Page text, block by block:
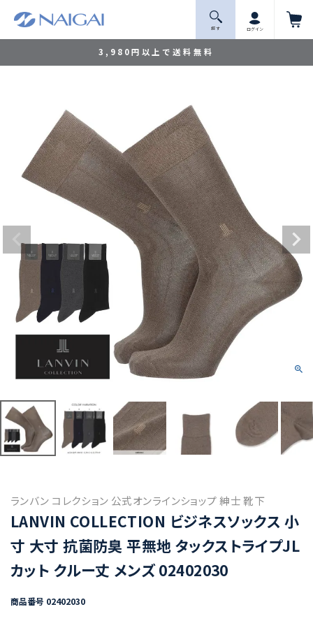
3,980円以上で送料無料
探 す ログイン
ランバン コレクション 公式オンラインショップ 紳士 靴下
LANVIN COLLECTION ビジネスソックス 小
寸 大寸 抗菌防臭 平無地 タックストライプJL
カット クルー丈 メンズ 02402030
商品番号 02402030